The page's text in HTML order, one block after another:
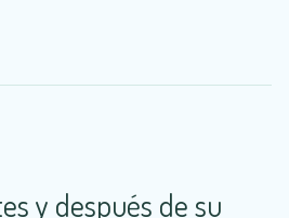
y después de su